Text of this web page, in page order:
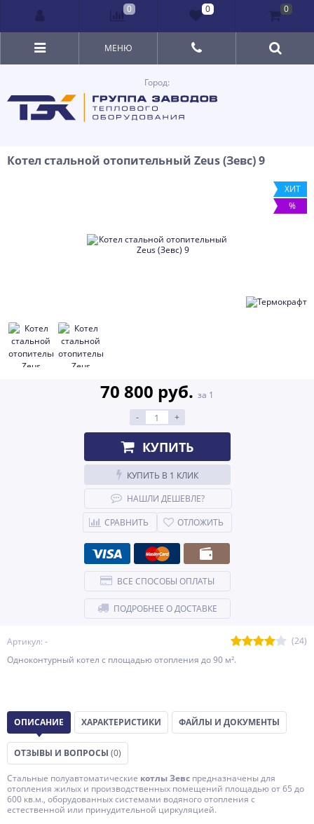
Город:
МЕНЮ
Котел стальной отопительный Zeus (Зевс) 9
ХИТ
%
Артикул: -
(24)
Одноконтурный котел с площадью отопления до 90 м².
70 800 руб. за 1
-
+
КУПИТЬ
КУПИТЬ В 1 КЛИК
НАШЛИ ДЕШЕВЛЕ?
СРАВНИТЬ
ОТЛОЖИТЬ
ВСЕ СПОСОБЫ ОПЛАТЫ
ПОДРОБНЕЕ О ДОСТАВКЕ
ОПИСАНИЕ ХАРАКТЕРИСТИКИ ФАЙЛЫ И ДОКУМЕНТЫ
ОТЗЫВЫ И ВОПРОСЫ (0)
Стальные полуавтоматические котлы Зевс предназначены для
отопления жилых и производственных помещений площадью от 65 до
600 кв.м., оборудованных системами водяного отопления с
естественной или принудительной циркуляцией.
0 0 0